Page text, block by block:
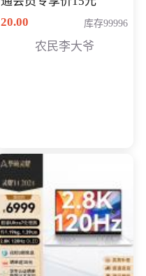
20.00
库存99996
农民李大爷